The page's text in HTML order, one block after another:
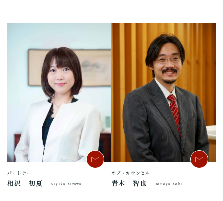
パートナー
相沢 初夏 Sayaka Aizawa
オブ・カウンセル
青木 智也 Tomoya Aoki